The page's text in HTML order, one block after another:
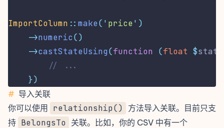
ImportColumn :: make( ' price ' )
->numeric()
->castStateUsing(function (float $state
// ...
})
# 导入关联
你可以使用
relationship()
方法导入关联。目前只支
持 BelongsTo 关联。比如，你的 CSV 中有一个